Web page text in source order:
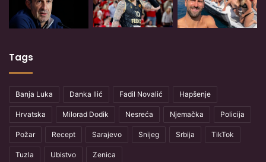
Tags
Banja Luka Danka Ilić Fadil Novalić Hapšenje
Hrvatska Milorad Dodik Nesreća Njemačka Policija
Požar Recept Sarajevo Snijeg Srbija TikTok
Tuzla Ubistvo Zenica